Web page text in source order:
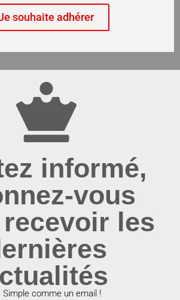
souhaite adhérer
informé,
vous
les
Simple comme un email !